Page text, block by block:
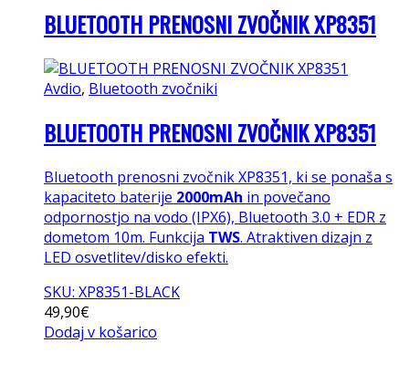
BLUETOOTH PRENOSNI ZVOČNIK XP8351
Avdio, Bluetooth zvočniki
BLUETOOTH PRENOSNI ZVOČNIK XP8351
Bluetooth prenosni zvočnik XP8351, ki se ponaša s
kapaciteto baterije 2000mAh in povečano
odpornostjo na vodo (IPX6), Bluetooth 3.0 + EDR z
dometom 10m. Funkcija TWS. Atraktiven dizajn z
LED osvetlitev/disko efekti.
SKU: XP8351-BLACK
49,90€
Dodaj v košarico